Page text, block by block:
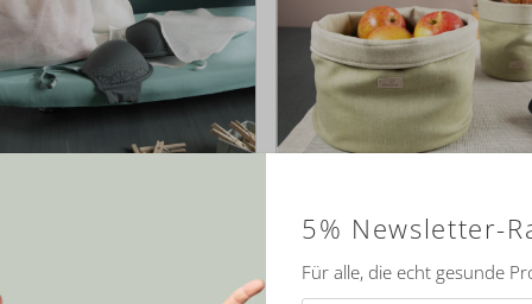
Stoffkorb | 100%
Regulärer
ab €40,90
5% Newsletter-
Für alle, die echt gesunde